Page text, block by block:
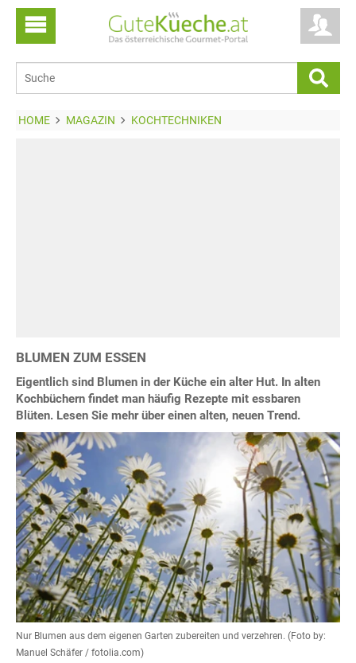
HOME MAGAZIN KOCHTECHNIKEN
BLUMEN ZUM ESSEN
Eigentlich sind Blumen in der Küche ein alter Hut. In alten
Kochbüchern findet man häufig Rezepte mit essbaren
Blüten. Lesen Sie mehr über einen alten, neuen Trend.
Nur Blumen aus dem eigenen Garten zubereiten und verzehren. (Foto by:
Manuel Schäfer / fotolia.com)